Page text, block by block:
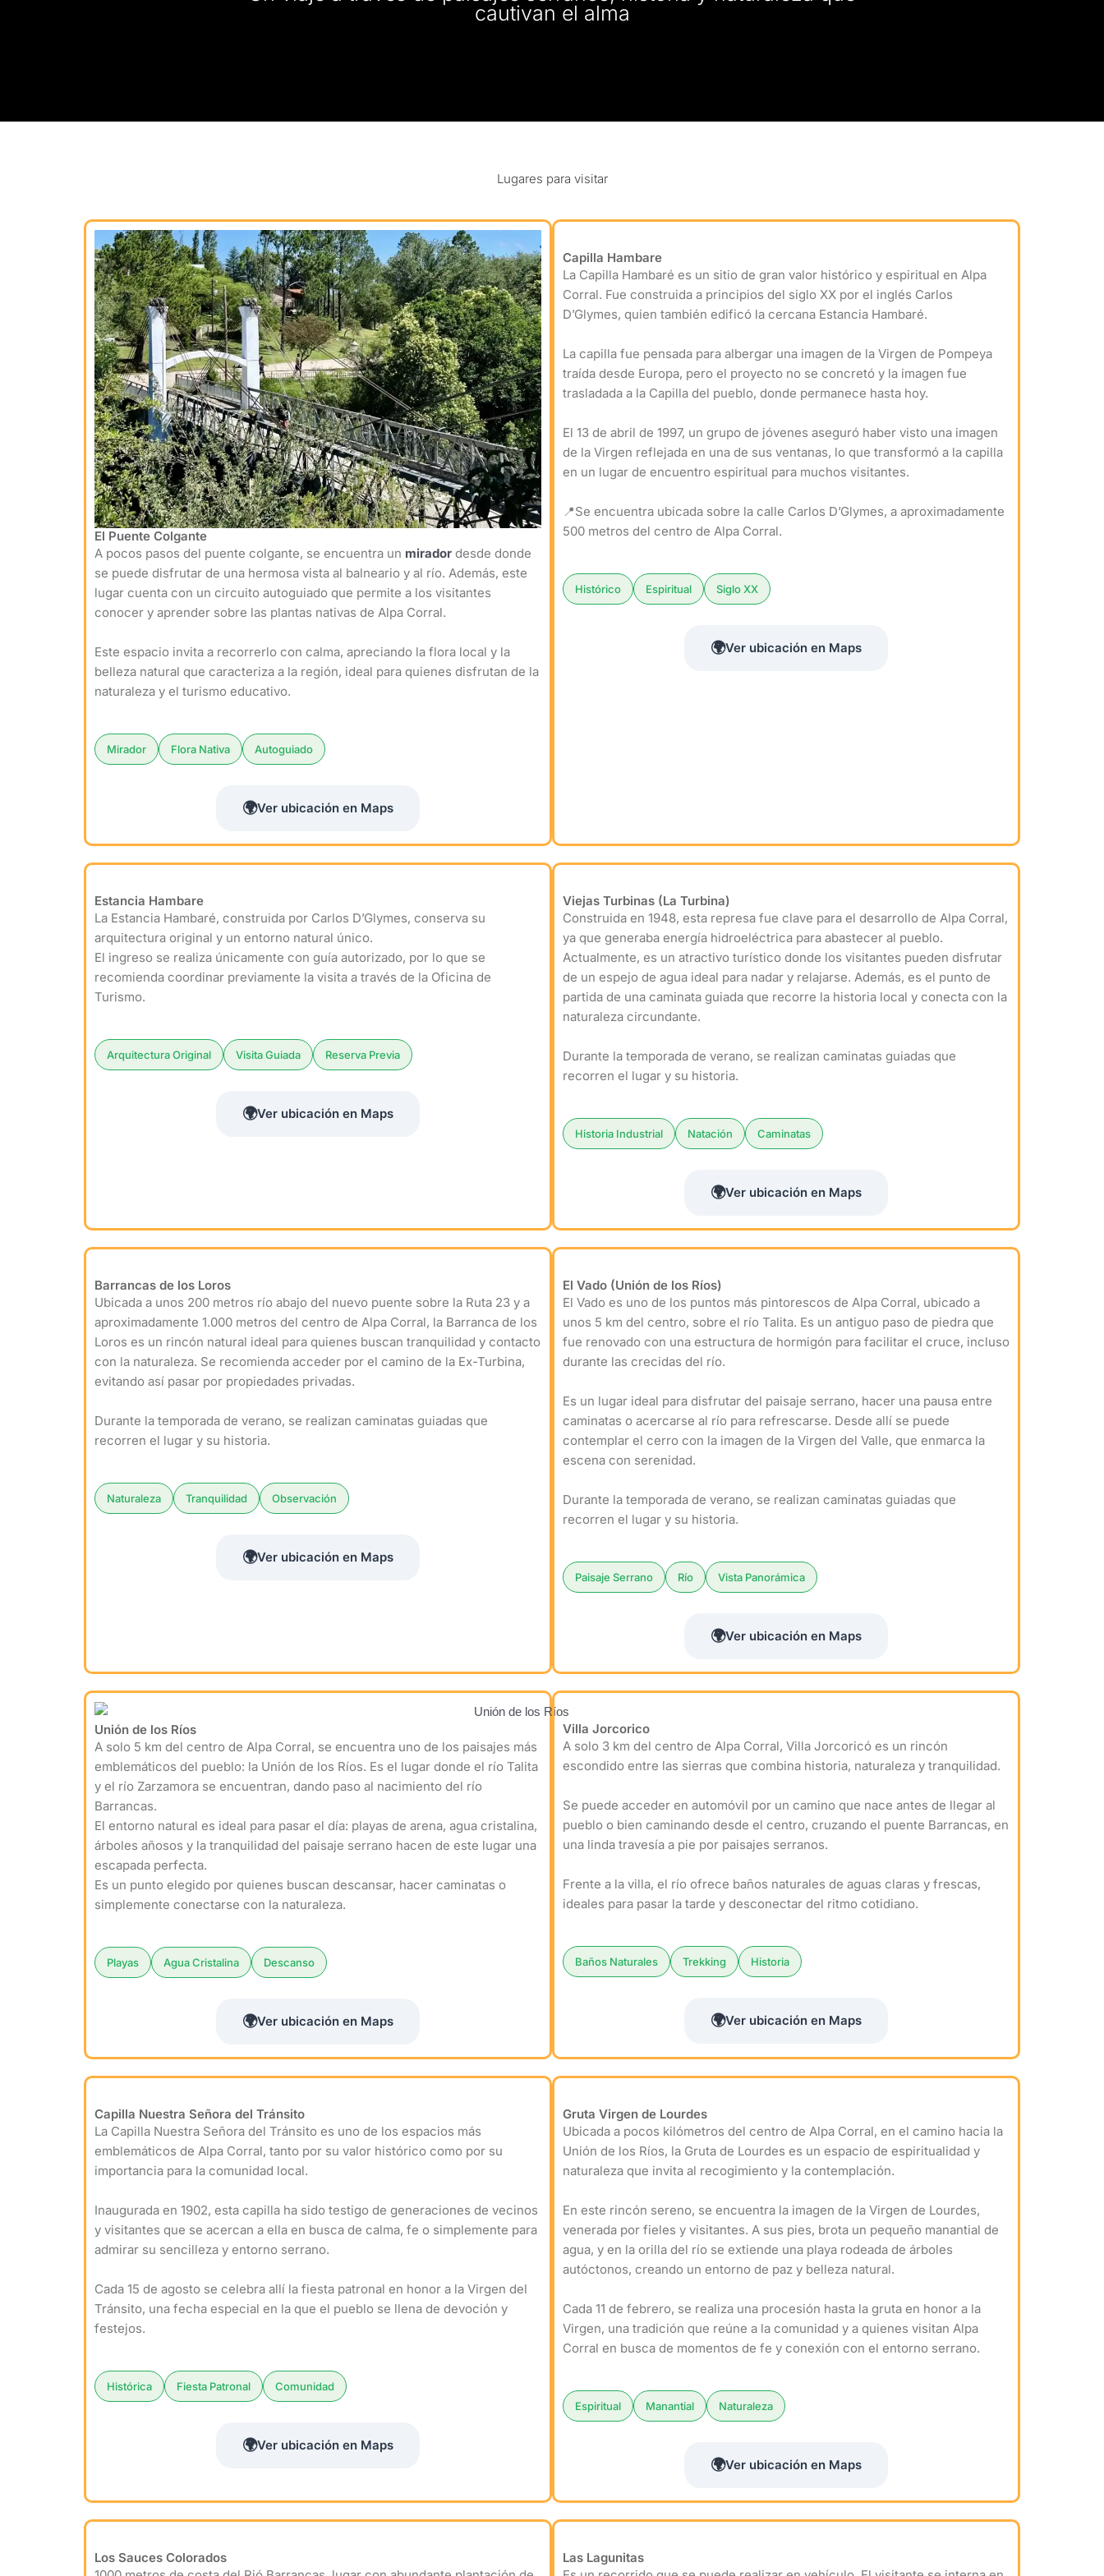
cautivan el alma
Lugares para visitar
El Puente Colgante
A pocos pasos del puente colgante, se encuentra un mirador desde donde
se puede disfrutar de una hermosa vista al balneario y al río. Además, este
lugar cuenta con un circuito autoguiado que permite a los visitantes
conocer y aprender sobre las plantas nativas de Alpa Corral.
Este espacio invita a recorrerlo con calma, apreciando la flora local y la
belleza natural que caracteriza a la región, ideal para quienes disfrutan de la
naturaleza y el turismo educativo.
Mirador Flora Nativa Autoguiado
🌍Ver ubicación en Maps
Capilla Hambare
La Capilla Hambaré es un sitio de gran valor histórico y espiritual en Alpa
Corral. Fue construida a principios del siglo XX por el inglés Carlos
D’Glymes, quien también edificó la cercana Estancia Hambaré.
La capilla fue pensada para albergar una imagen de la Virgen de Pompeya
traída desde Europa, pero el proyecto no se concretó y la imagen fue
trasladada a la Capilla del pueblo, donde permanece hasta hoy.
El 13 de abril de 1997, un grupo de jóvenes aseguró haber visto una imagen
de la Virgen reflejada en una de sus ventanas, lo que transformó a la capilla
en un lugar de encuentro espiritual para muchos visitantes.
📍Se encuentra ubicada sobre la calle Carlos D’Glymes, a aproximadamente
500 metros del centro de Alpa Corral.
Histórico Espiritual Siglo XX
🌍Ver ubicación en Maps
Estancia Hambare
La Estancia Hambaré, construida por Carlos D’Glymes, conserva su
arquitectura original y un entorno natural único.
El ingreso se realiza únicamente con guía autorizado, por lo que se
recomienda coordinar previamente la visita a través de la Oficina de
Turismo.
Arquitectura Original Visita Guiada Reserva Previa
🌍Ver ubicación en Maps
Viejas Turbinas (La Turbina)
Construida en 1948, esta represa fue clave para el desarrollo de Alpa Corral,
ya que generaba energía hidroeléctrica para abastecer al pueblo.
Actualmente, es un atractivo turístico donde los visitantes pueden disfrutar
de un espejo de agua ideal para nadar y relajarse. Además, es el punto de
partida de una caminata guiada que recorre la historia local y conecta con la
naturaleza circundante.
Durante la temporada de verano, se realizan caminatas guiadas que
recorren el lugar y su historia.
Historia Industrial Natación Caminatas
🌍Ver ubicación en Maps
Barrancas de los Loros
Ubicada a unos 200 metros río abajo del nuevo puente sobre la Ruta 23 y a
aproximadamente 1.000 metros del centro de Alpa Corral, la Barranca de los
Loros es un rincón natural ideal para quienes buscan tranquilidad y contacto
con la naturaleza. Se recomienda acceder por el camino de la Ex-Turbina,
evitando así pasar por propiedades privadas.
Durante la temporada de verano, se realizan caminatas guiadas que
recorren el lugar y su historia.
Naturaleza Tranquilidad Observación
🌍Ver ubicación en Maps
El Vado (Unión de los Ríos)
El Vado es uno de los puntos más pintorescos de Alpa Corral, ubicado a
unos 5 km del centro, sobre el río Talita. Es un antiguo paso de piedra que
fue renovado con una estructura de hormigón para facilitar el cruce, incluso
durante las crecidas del río.
Es un lugar ideal para disfrutar del paisaje serrano, hacer una pausa entre
caminatas o acercarse al río para refrescarse. Desde allí se puede
contemplar el cerro con la imagen de la Virgen del Valle, que enmarca la
escena con serenidad.
Durante la temporada de verano, se realizan caminatas guiadas que
recorren el lugar y su historia.
Paisaje Serrano Río Vista Panorámica
🌍Ver ubicación en Maps
Unión de los Ríos
A solo 5 km del centro de Alpa Corral, se encuentra uno de los paisajes más
emblemáticos del pueblo: la Unión de los Ríos. Es el lugar donde el río Talita
y el río Zarzamora se encuentran, dando paso al nacimiento del río
Barrancas.
El entorno natural es ideal para pasar el día: playas de arena, agua cristalina,
árboles añosos y la tranquilidad del paisaje serrano hacen de este lugar una
escapada perfecta.
Es un punto elegido por quienes buscan descansar, hacer caminatas o
simplemente conectarse con la naturaleza.
Playas Agua Cristalina Descanso
🌍Ver ubicación en Maps
Villa Jorcorico
A solo 3 km del centro de Alpa Corral, Villa Jorcoricó es un rincón
escondido entre las sierras que combina historia, naturaleza y tranquilidad.
Se puede acceder en automóvil por un camino que nace antes de llegar al
pueblo o bien caminando desde el centro, cruzando el puente Barrancas, en
una linda travesía a pie por paisajes serranos.
Frente a la villa, el río ofrece baños naturales de aguas claras y frescas,
ideales para pasar la tarde y desconectar del ritmo cotidiano.
Baños Naturales Trekking Historia
🌍Ver ubicación en Maps
Capilla Nuestra Señora del Tránsito
La Capilla Nuestra Señora del Tránsito es uno de los espacios más
emblemáticos de Alpa Corral, tanto por su valor histórico como por su
importancia para la comunidad local.
Inaugurada en 1902, esta capilla ha sido testigo de generaciones de vecinos
y visitantes que se acercan a ella en busca de calma, fe o simplemente para
admirar su sencilleza y entorno serrano.
Cada 15 de agosto se celebra allí la fiesta patronal en honor a la Virgen del
Tránsito, una fecha especial en la que el pueblo se llena de devoción y
festejos.
Histórica Fiesta Patronal Comunidad
🌍Ver ubicación en Maps
Gruta Virgen de Lourdes
Ubicada a pocos kilómetros del centro de Alpa Corral, en el camino hacia la
Unión de los Ríos, la Gruta de Lourdes es un espacio de espiritualidad y
naturaleza que invita al recogimiento y la contemplación.
En este rincón sereno, se encuentra la imagen de la Virgen de Lourdes,
venerada por fieles y visitantes. A sus pies, brota un pequeño manantial de
agua, y en la orilla del río se extiende una playa rodeada de árboles
autóctonos, creando un entorno de paz y belleza natural.
Cada 11 de febrero, se realiza una procesión hasta la gruta en honor a la
Virgen, una tradición que reúne a la comunidad y a quienes visitan Alpa
Corral en busca de momentos de fe y conexión con el entorno serrano.
Espiritual Manantial Naturaleza
🌍Ver ubicación en Maps
Los Sauces Colorados
Las Lagunitas